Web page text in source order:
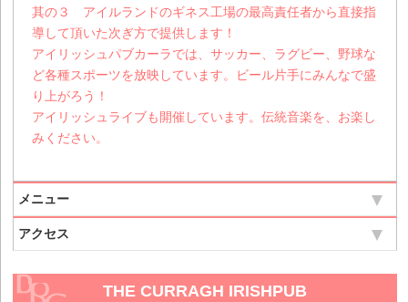
其の３ アイルランドのギネス工場の最高責任者から直接指
導して頂いた次ぎ方で提供します！
アイリッシュパブカーラでは、サッカー、ラグビー、野球な
ど各種スポーツを放映しています。ビール片手にみんなで盛
り上がろう！
アイリッシュライブも開催しています。伝統音楽を、お楽し
みください。
メニュー
アクセス
THE CURRAGH IRISHPUB